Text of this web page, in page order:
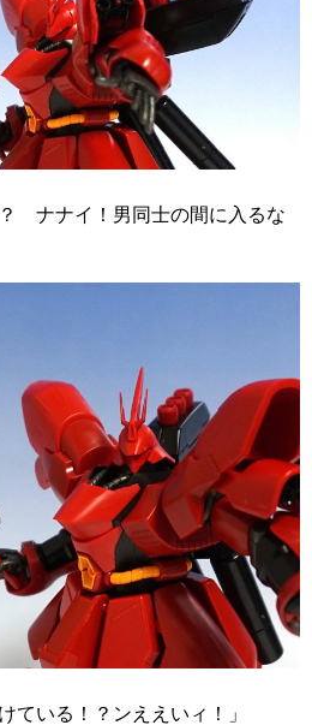
？ ナナイ！男同士の間に入るな
ている！？ンええいィ！」